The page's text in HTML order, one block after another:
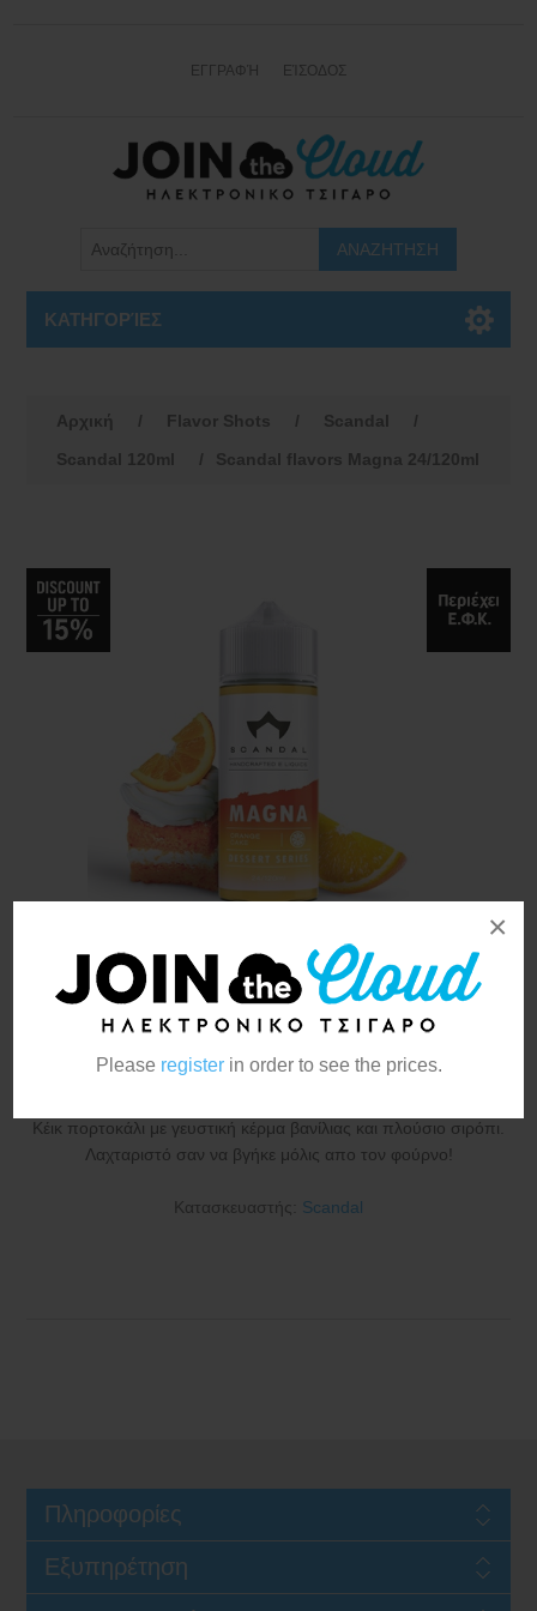
Please registerin order to see the prices.
×
ΕΓΓΡΑΦΉ ΕΊΣΟΔΟΣ
ΚΑΤΗΓΟΡΊΕΣ
Αρχική / Flavor Shots / Scandal
/
Scandal 120ml
/ Scandal flavors Magna 24/120ml
Scandal flavors Magna
24/120ml
Κέικ πορτοκάλι με γευστική κέρμα βανίλιας και πλούσιο σιρόπι.
Λαχταριστό σαν να βγήκε μόλις απο τον φούρνο!
Κατασκευαστής: Scandal
Πληροφορίες
Εξυπηρέτηση